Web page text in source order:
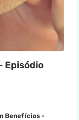
Episódio
Benefícios -